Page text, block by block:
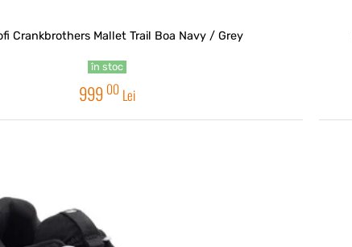
Crankbrothers Mallet Trail Boa Navy / Grey
în stoc
999 00 Lei